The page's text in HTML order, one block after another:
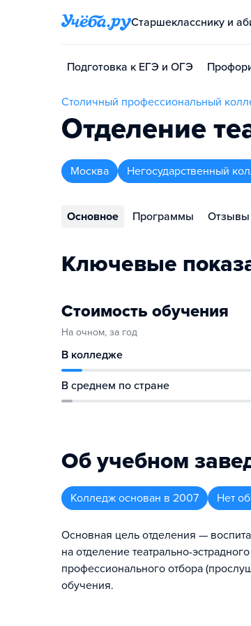
Старшекласснику и
Подготовка к ЕГЭ и ОГЭ
Столичный профессиональный
Отделение
Москва Негосударственный
Основное Программы Отзывы
Ключевые
Стоимость обучения
На очном, за год
В колледже
В среднем по стране
Об учебном
Колледж основан в 2007 Нет
Основная цель отделения —
на отделение театрально-
профессионального отбора
обучения.